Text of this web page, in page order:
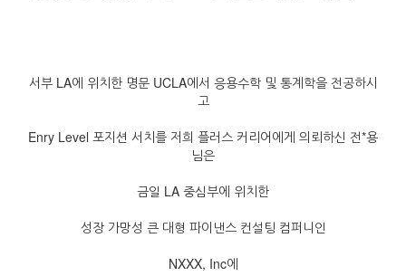
서부 LA에 위치한 명문 UCLA에서 응용수학 및 통계학을 전공하시
고
Enry Level 포지션 서치를 저희 플러스 커리어에게 의뢰하신 전*용
님은
금일 LA 중심부에 위치한
성장 가망성 큰 대형 파이낸스 컨설팅 컴퍼니인
NXXX, Inc에